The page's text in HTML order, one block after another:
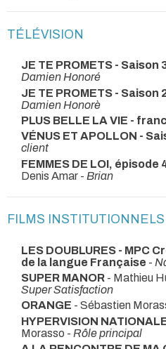
TÉLÉVISION
JE TE PROMETS - Saison
Damien Honoré
JE TE PROMETS - Saison
Damien Honorè
PLUS BELLE LA VIE -
VÉNUS ET APOLLON -
client
FEMMES DE LOI,
Denis Amar - Brian
FILMS INSTITUTIONNELS
LES DOUBLURES - MPC
de la langue Française -
SUPER MANOR - Mathieu
Super Satisfaction
ORANGE - Sébastien
HYPERVISION
Morasso - Rôle principal